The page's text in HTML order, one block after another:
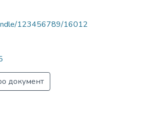
123456789/16012
документ